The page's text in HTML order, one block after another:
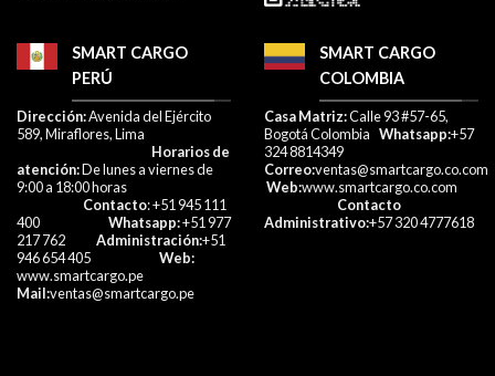
SMART CARGO
PERÚ
Dirección:Avenida del Ejército
589, Miraflores, Lima
Horarios de
atención:De lunes a viernes de
9:00 a 18:00 horas
Contacto: +51 945 111
400 Whatsapp:+51 977
217 762 Administración:+51
946 654 405
Web:
www.smartcargo.pe
Mail:ventas@smartcargo.pe
SMART CARGO
COLOMBIA
Casa Matriz:Calle 93 #57-65,
Bogotá Colombia Whatsapp:+57
324 8814349
Correo:ventas@smartcargo.co.com
Web:www.smartcargo.co.com
Contacto
Administrativo:+57 320 4777618​